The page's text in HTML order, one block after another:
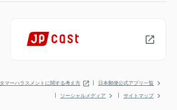
マーハラスメントに関する考え方
日本郵便公式アプリ一覧
ソーシャルメディア
サイトマップ